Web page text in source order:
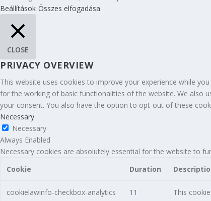
Beállítások Összes elfogadása
CLOSE
PRIVACY OVERVIEW
This website uses cookies to improve your experience while
for the working of basic functionalities of the website. We also
your consent. You also have the option to opt-out of these
Necessary
Necessary
Always Enabled
Necessary cookies are absolutely essential for the website to
Cookie
Duration
cookielawinfo-checkbox-analytics
11
This